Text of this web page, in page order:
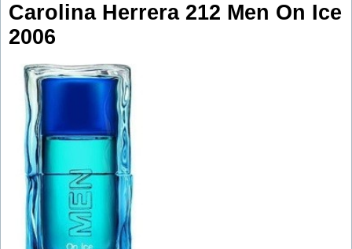
Carolina Herrera 212 Men On Ice
2006